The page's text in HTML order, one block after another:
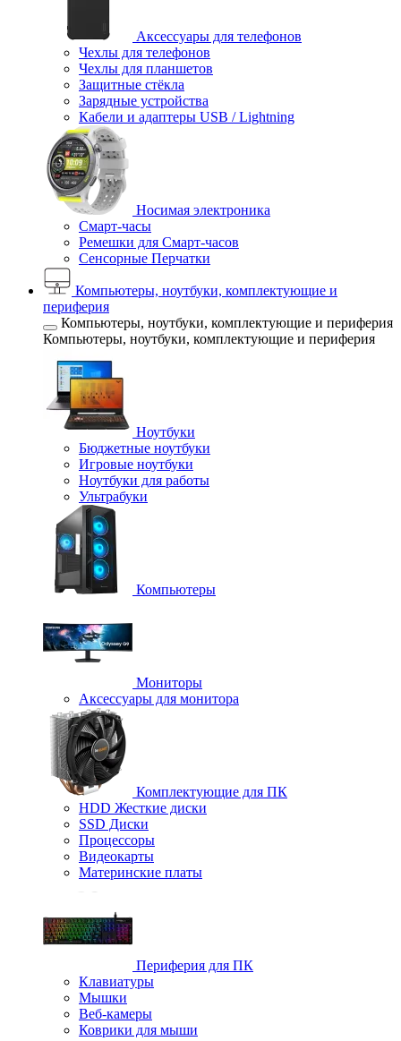
Аксессуары для телефонов
Чехлы для телефонов
Чехлы для планшетов
Защитные стёкла
Зарядные устройства
Кабели и адаптеры USB / Lightning
Носимая электроника
Смарт-часы
Ремешки для Смарт-часов
Сенсорные Перчатки
Компьютеры, ноутбуки, комплектующие и
периферия
Компьютеры, ноутбуки, комплектующие и периферия
Компьютеры, ноутбуки, комплектующие и периферия
Ноутбуки
Бюджетные ноутбуки
Игровые ноутбуки
Ноутбуки для работы
Ультрабуки
Компьютеры
Мониторы
Аксессуары для монитора
Комплектующие для ПК
HDD Жесткие диски
SSD Диски
Процессоры
Видеокарты
Материнские платы
Периферия для ПК
Клавиатуры
Мышки
Веб-камеры
Коврики для мыши